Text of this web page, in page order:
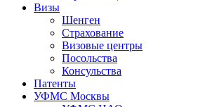
Визы
Шенген
Страхование
Визовые центры
Посольства
Консульства
Патенты
УФМС Москвы